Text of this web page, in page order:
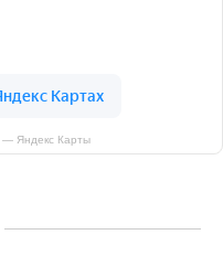
— Яндекс Карты